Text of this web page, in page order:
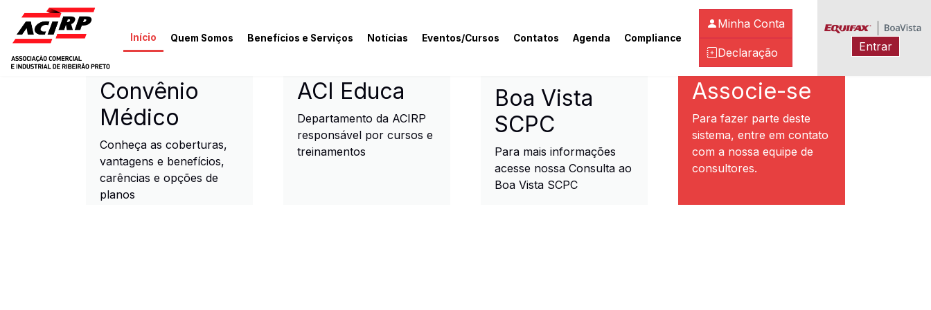
Pular para o conteúdo principal
Início Quem Somos Benefícios e Serviços Notícias Eventos/Cursos Contatos Agenda Compliance
Minha Conta
Declaração Entrar
ACIRP - Associação Comercial e Industrial de Ribeirão Preto
Convênio
Médico
Conheça as coberturas,
vantagens e benefícios,
carências e opções de
planos
ACI Educa
Departamento da ACIRP
responsável por cursos e
treinamentos
Boa Vista
SCPC
Para mais informações
acesse nossa Consulta ao
Boa Vista SCPC
Associe-se
Para fazer parte deste
sistema, entre em contato
com a nossa equipe de
consultores.